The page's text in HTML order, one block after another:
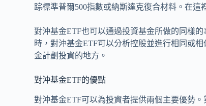
踪標準普爾500指數或納斯達克復合材料。在
對沖基金ETF也可以通過投資基金所做的同樣
時，對沖基金ETF可以分析控股並進行相同或
金計劃投資的地方。
對沖基金ETF的優點
對沖基金ETF可以為投資者提供兩個主要優勢